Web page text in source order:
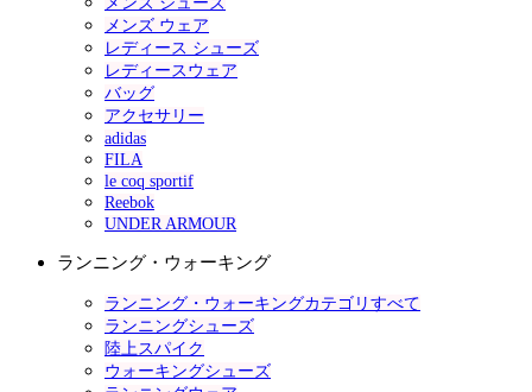
メンズ ウェア
レディース シューズ
レディースウェア
バッグ
アクセサリー
adidas
FILA
le coq sportif
Reebok
UNDER ARMOUR
ランニング・ウォーキング
ランニング・ウォーキングカテゴリすべて
ランニングシューズ
陸上スパイク
ウォーキングシューズ